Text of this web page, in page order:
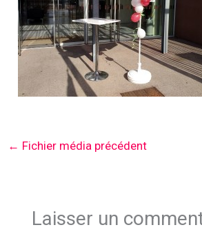
← Fichier média précédent
Laisser un